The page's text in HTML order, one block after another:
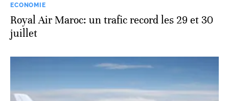
ECONOMIE
Royal Air Maroc: un trafic record les 29 et 30
juillet